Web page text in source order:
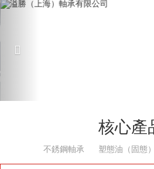
Previous